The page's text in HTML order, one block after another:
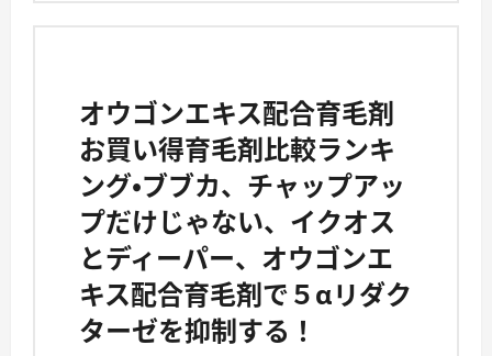
オウゴンエキス配合育毛剤
お買い得育毛剤比較ランキ
ング・ブブカ、チャップアッ
プだけじゃない、イクオス
とディーパー、オウゴンエ
キス配合育毛剤で５αリダク
ターゼを抑制する！